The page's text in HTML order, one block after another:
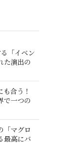
「イベン
た演出の
合う！
で一つの
「マグロ
最高にバ